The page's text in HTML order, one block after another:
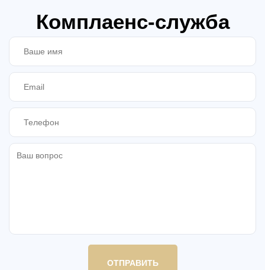
Комплаенс-служба
ОТПРАВИТЬ